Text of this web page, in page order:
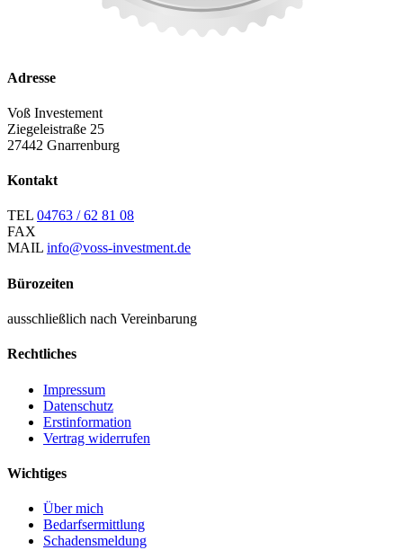
Adresse
Voß Investement
Ziegeleistraße 25
27442 Gnarrenburg
Kontakt
TEL 04763 / 62 81 08
FAX
MAIL info@voss-investment.de
Bürozeiten
ausschließlich nach Vereinbarung
Rechtliches
Impressum
Datenschutz
Erstinformation
Vertrag widerrufen
Wichtiges
Über mich
Bedarfsermittlung
Schadensmeldung